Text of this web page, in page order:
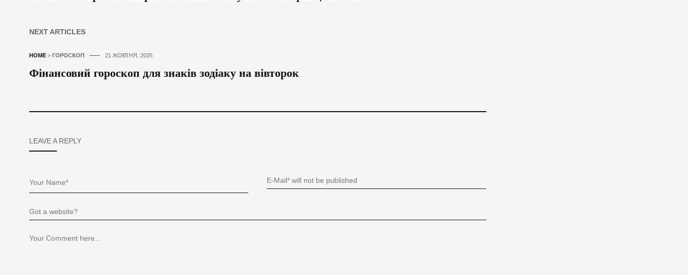
NEXT ARTICLES
HOME > ГОРОСКОП 21 ЖОВТНЯ, 2025
Фінансовий гороскоп для знаків зодіаку на вівторок
LEAVE A REPLY